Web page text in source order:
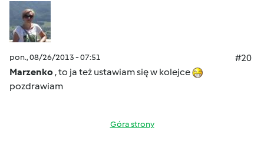
pon., 08/26/2013 - 07:51
#20
Marzenko , to ja też ustawiam się w kolejce
pozdrawiam
Góra strony